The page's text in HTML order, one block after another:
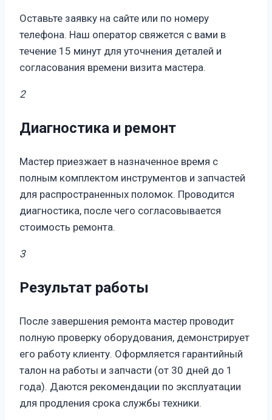
Оставьте заявку на сайте или по номеру
телефона. Наш оператор свяжется с вами в
течение 15 минут для уточнения деталей и
согласования времени визита мастера.
2
Диагностика и ремонт
Мастер приезжает в назначенное время с
полным комплектом инструментов и запчастей
для распространенных поломок. Проводится
диагностика, после чего согласовывается
стоимость ремонта.
3
Результат работы
После завершения ремонта мастер проводит
полную проверку оборудования, демонстрирует
его работу клиенту. Оформляется гарантийный
талон на работы и запчасти (от 30 дней до 1
года). Даются рекомендации по эксплуатации
для продления срока службы техники.